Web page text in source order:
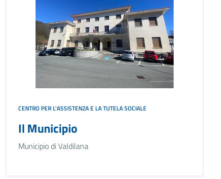
CENTRO PER L'ASSISTENZA E LA TUTELA SOCIALE
Il Municipio
Municipio di Valdilana